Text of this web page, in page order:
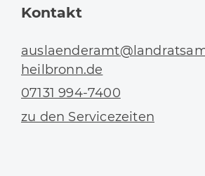
Kontakt
zu den Servicezeiten
heilbronn.de
07131 994-7400